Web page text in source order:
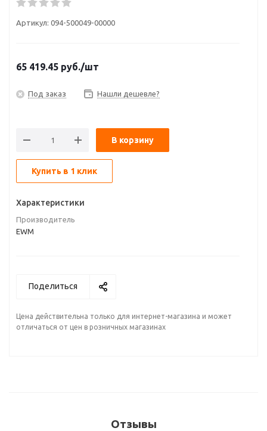
Артикул: 094-500049-00000
65 419.45 руб./шт
Под заказ Нашли дешевле?
В корзину
Купить в 1 клик
Характеристики
Производитель
EWM
Поделиться
Цена действительна только для интернет-магазина и может
отличаться от цен в розничных магазинах
Отзывы